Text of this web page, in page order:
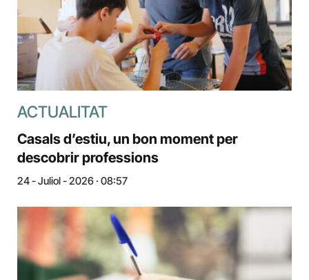
ACTUALITAT
Casals d’estiu, un bon moment per
descobrir professions
24 - Juliol - 2026 · 08:57